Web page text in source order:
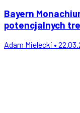
Bayern
potencjalnych
Adam Mielecki •